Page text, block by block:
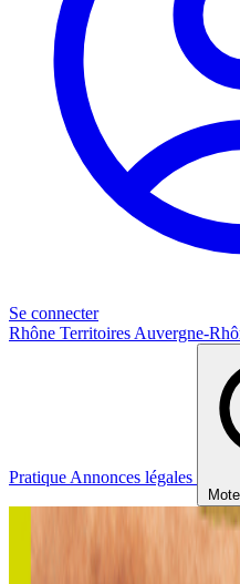
Se connecter
Rhône Territoires Auvergne-
Pratique Annonces légales